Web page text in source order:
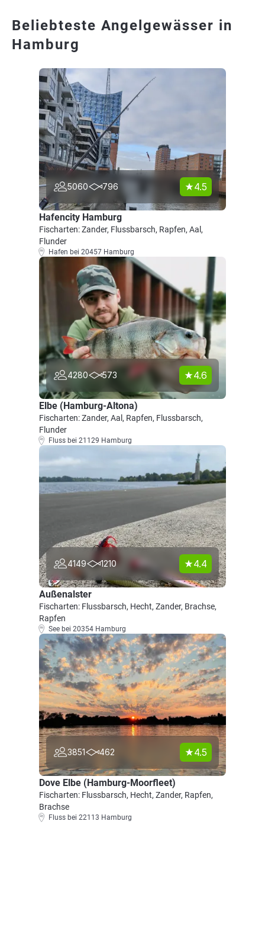
Beliebteste Angelgewässer in
Hamburg
5060 796 4.5
Hafencity Hamburg
Fischarten: Zander, Flussbarsch, Rapfen, Aal,
Flunder
Hafen bei 20457 Hamburg
4280 573 4.6
Elbe (Hamburg-Altona)
Fischarten: Zander, Aal, Rapfen, Flussbarsch,
Flunder
Fluss bei 21129 Hamburg
4149 1210 4.4
Außenalster
Fischarten: Flussbarsch, Hecht, Zander, Brachse,
Rapfen
See bei 20354 Hamburg
3851 462 4.5
Dove Elbe (Hamburg-Moorfleet)
Fischarten: Flussbarsch, Hecht, Zander, Rapfen,
Brachse
Fluss bei 22113 Hamburg